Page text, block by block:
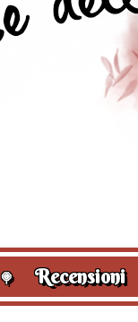
🍭 Recensioni